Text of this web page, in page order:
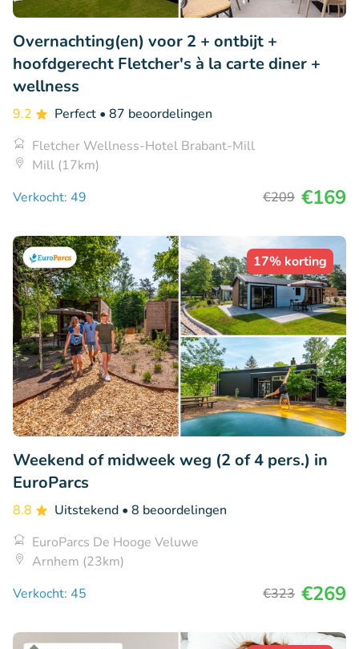
Overnachting(en) voor 2 + ontbijt +
hoofdgerecht Fletcher's à la carte diner +
wellness
9.2 Perfect • 87 beoordelingen
Fletcher Wellness-Hotel Brabant-Mill
Mill (17km)
Verkocht: 49
€209 €169
17% korting
Weekend of midweek weg (2 of 4 pers.) in
EuroParcs
8.8 Uitstekend • 8 beoordelingen
EuroParcs De Hooge Veluwe
Arnhem (23km)
Verkocht: 45
€323 €269